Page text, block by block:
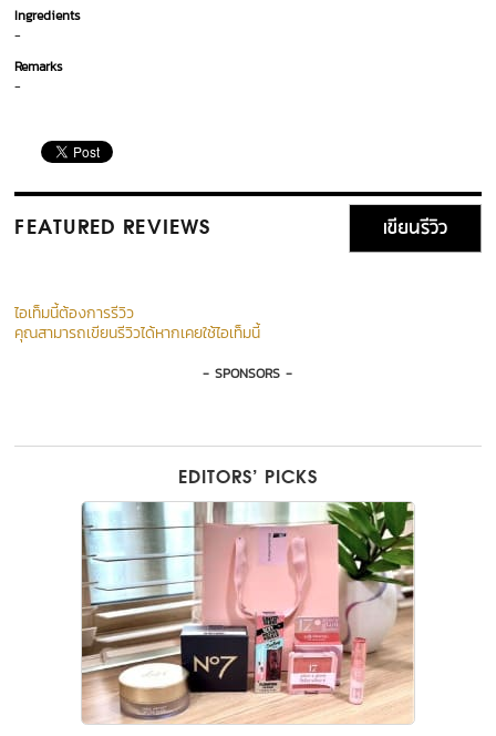
Ingredients
-
Remarks
-
FEATURED REVIEWS เขียนรีวิว
ไอเท็มนี้ต้องการรีวิว
คุณสามารถเขียนรีวิวได้หากเคยใช้ไอเท็มนี้
- SPONSORS -
EDITORS’ PICKS